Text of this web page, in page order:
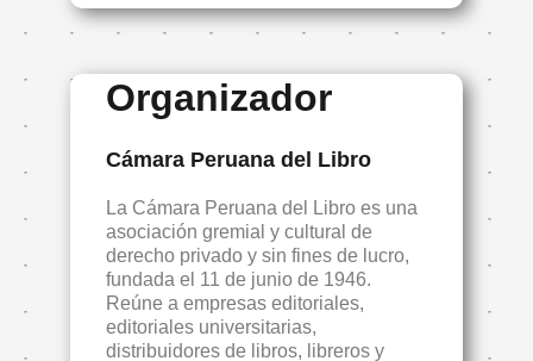
Organizador
Cámara Peruana del Libro
La Cámara Peruana del Libro es una
asociación gremial y cultural de
derecho privado y sin fines de lucro,
fundada el 11 de junio de 1946.
Reúne a empresas editoriales,
editoriales universitarias,
distribuidores de libros, libreros y